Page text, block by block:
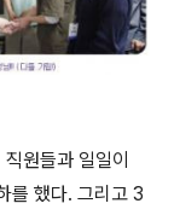
원들과 일일이
를 했다. 그리고 3